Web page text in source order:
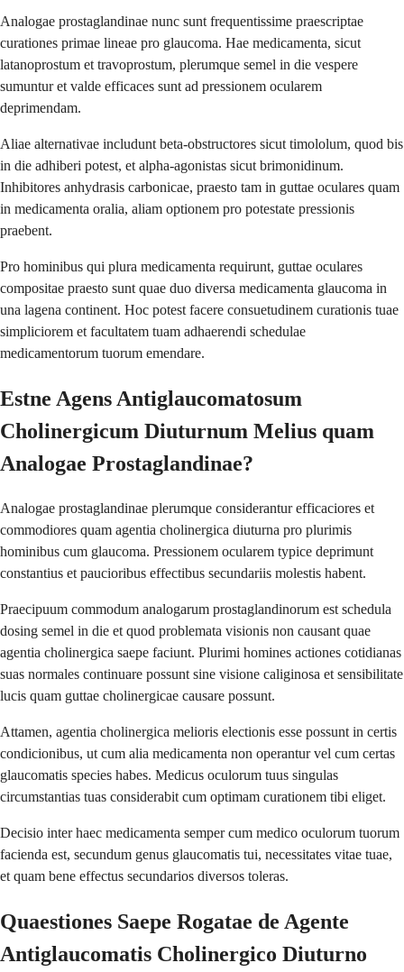
Analogae prostaglandinae nunc sunt frequentissime praescriptae
curationes primae lineae pro glaucoma. Hae medicamenta, sicut
latanoprostum et travoprostum, plerumque semel in die vespere
sumuntur et valde efficaces sunt ad pressionem ocularem
deprimendam.
Aliae alternativae includunt beta-obstructores sicut timololum, quod bis
in die adhiberi potest, et alpha-agonistas sicut brimonidinum.
Inhibitores anhydrasis carbonicae, praesto tam in guttae oculares quam
in medicamenta oralia, aliam optionem pro potestate pressionis
praebent.
Pro hominibus qui plura medicamenta requirunt, guttae oculares
compositae praesto sunt quae duo diversa medicamenta glaucoma in
una lagena continent. Hoc potest facere consuetudinem curationis tuae
simpliciorem et facultatem tuam adhaerendi schedulae
medicamentorum tuorum emendare.
Estne Agens Antiglaucomatosum
Cholinergicum Diuturnum Melius quam
Analogae Prostaglandinae?
Analogae prostaglandinae plerumque considerantur efficaciores et
commodiores quam agentia cholinergica diuturna pro plurimis
hominibus cum glaucoma. Pressionem ocularem typice deprimunt
constantius et paucioribus effectibus secundariis molestis habent.
Praecipuum commodum analogarum prostaglandinorum est schedula
dosing semel in die et quod problemata visionis non causant quae
agentia cholinergica saepe faciunt. Plurimi homines actiones cotidianas
suas normales continuare possunt sine visione caliginosa et sensibilitate
lucis quam guttae cholinergicae causare possunt.
Attamen, agentia cholinergica melioris electionis esse possunt in certis
condicionibus, ut cum alia medicamenta non operantur vel cum certas
glaucomatis species habes. Medicus oculorum tuus singulas
circumstantias tuas considerabit cum optimam curationem tibi eliget.
Decisio inter haec medicamenta semper cum medico oculorum tuorum
facienda est, secundum genus glaucomatis tui, necessitates vitae tuae,
et quam bene effectus secundarios diversos toleras.
Quaestiones Saepe Rogatae de Agente
Antiglaucomatis Cholinergico Diuturno